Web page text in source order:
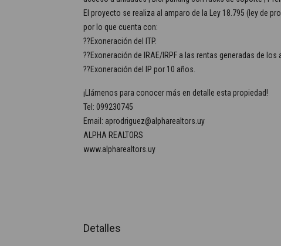
El proyecto se realiza al amparo de la Ley 18.795 (ley de
por lo que cuenta con:
??Exoneración del ITP.
??Exoneración de IRAE/IRPF a las rentas generadas de los
??Exoneración del IP por 10 años.
¡Llámenos para conocer más en detalle esta propiedad!
Tel: 099230745
Email: aprodriguez@alpharealtors.uy
ALPHA REALTORS
www.alpharealtors.uy
Detalles